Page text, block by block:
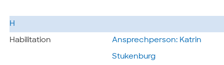
H
Habilitation Ansprechperson: Katrin
Stukenburg